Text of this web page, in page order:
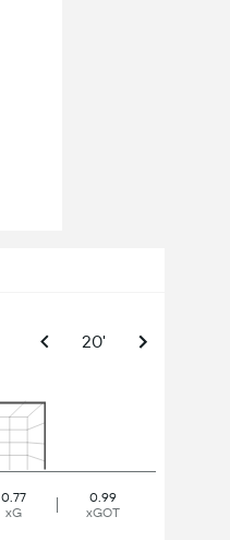
20'
0.77
xG
0.99
xGOT